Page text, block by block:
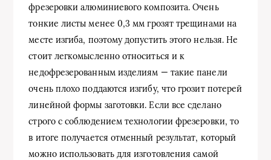
фрезеровки алюминиевого композита. Очень
тонкие листы менее 0,3 мм грозят трещинами на
месте изгиба, поэтому допустить этого нельзя. Не
стоит легкомысленно относиться и к
недофрезерованным изделиям — такие панели
очень плохо поддаются изгибу, что грозит потерей
линейной формы заготовки. Если все сделано
строго с соблюдением технологии фрезеровки, то
в итоге получается отменный результат, который
можно использовать для изготовления самой